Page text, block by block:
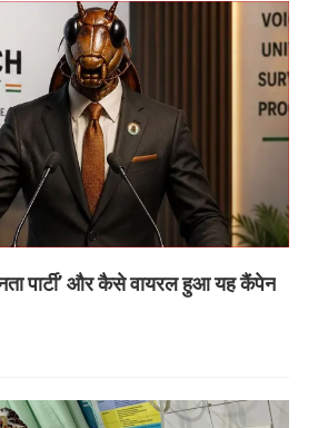
पार्टी’ और कैसे वायरल हुआ यह कैंपेन